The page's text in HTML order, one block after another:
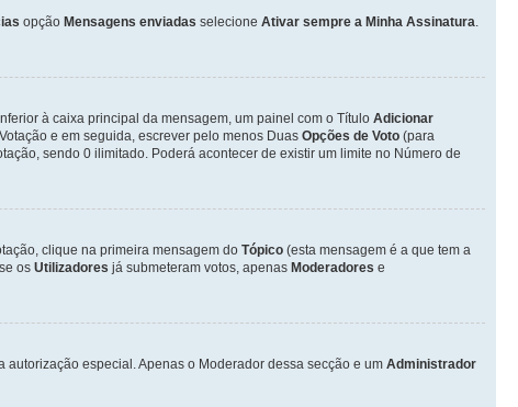
opção Mensagens enviadas selecione Ativar sempre a Minha Assinatura.
à caixa principal da mensagem, um painel com o Título Adicionar
e em seguida, escrever pelo menos Duas Opções de Voto (para
sendo 0 ilimitado. Poderá acontecer de existir um limite no Número de
clique na primeira mensagem do Tópico (esta mensagem é a que tem a
os Utilizadores já submeteram votos, apenas Moderadores e
autorização especial. Apenas o Moderador dessa secção e um Administrador